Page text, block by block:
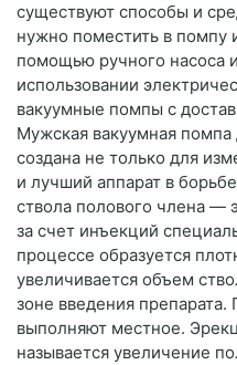
существуют способы и
нужно поместить в помпу
помощью ручного насоса
использовании
вакуумные помпы с
Мужская вакуумная
создана не только для
и лучший аппарат в
ствола полового члена —
за счет инъекций
процессе образуется
увеличивается объем
зоне введения
выполняют местное.
называется увеличение